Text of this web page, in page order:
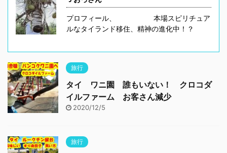
プロフィール、 本場スピリチュア
ルなタイランド移住、精神の進化中！？
旅行
タイ ワニ園 誰もいない！ クロコダ
イルファーム お客さん減少
2020/12/5
旅行